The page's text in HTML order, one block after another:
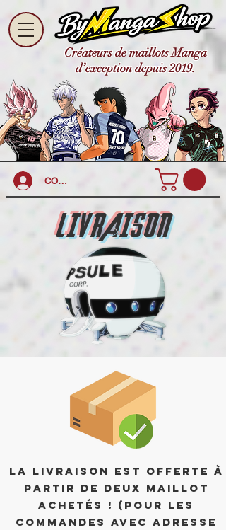
Créateurs de maillots Manga
d’exception depuis 2019.
CONNEXION
LIVRAISON
La livraison est offerte à
partir de deux maillot
achetés ! (pour les
commandes avec adresse